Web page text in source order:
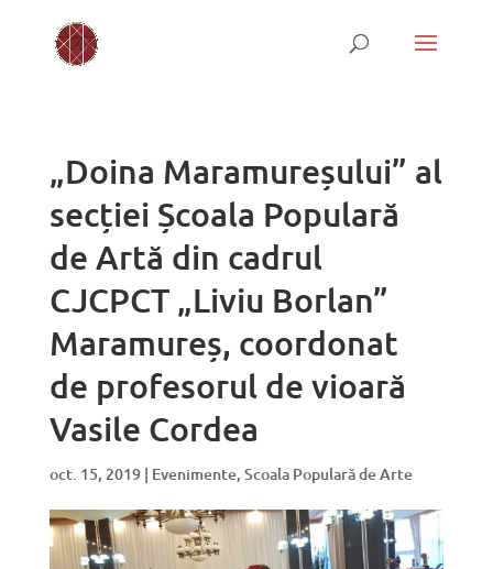
„Doina Maramureșului” al
secției Școala Populară
de Artă din cadrul
CJCPCT „Liviu Borlan”
Maramureș, coordonat
de profesorul de vioară
Vasile Cordea
oct. 15, 2019| Evenimente, Scoala Populară de Arte